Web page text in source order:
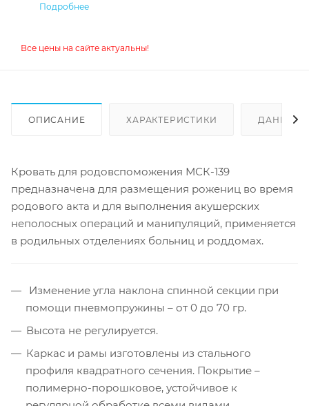
Подробнее
Все цены на сайте актуальны!
ОПИСАНИЕ ХАРАКТЕРИСТИКИ ДАННЫЕ
Кровать для родовспоможения МСК-139
предназначена для размещения рожениц во время
родового акта и для выполнения акушерских
неполосных операций и манипуляций, применяется
в родильных отделениях больниц и роддомах.
Изменение угла наклона спинной секции при
помощи пневмопружины – от 0 до 70 гр.
Высота не регулируется.
Каркас и рамы изготовлены из стального
профиля квадратного сечения. Покрытие –
полимерно-порошковое, устойчивое к